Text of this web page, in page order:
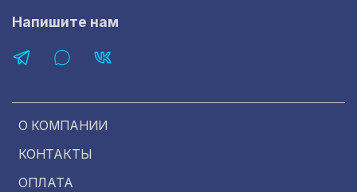
О КОМПАНИИ
КОНТАКТЫ
ОПЛАТА
Напишите нам